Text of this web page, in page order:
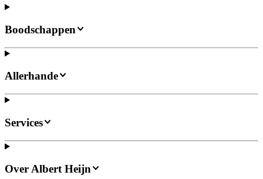
Boodschappen
Allerhande
Services
Over Albert Heijn